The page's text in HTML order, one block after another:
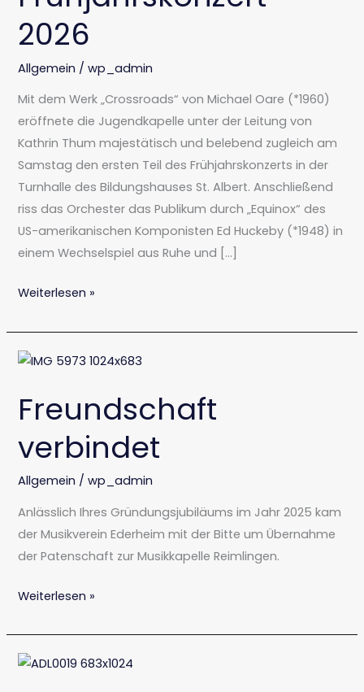
2026
Allgemein /wp_admin
Mit dem Werk „Crossroads“ von Michael Oare (*1960)
eröffnete die Jugendkapelle unter der Leitung von
Kathrin Thum majestätisch und belebend zugleich am
Samstag den ersten Teil des Frühjahrskonzerts in der
Turnhalle des Bildungshauses St. Albert. Anschließend
riss das Orchester das Publikum durch „Equinox“ des
US-amerikanischen Komponisten Ed Huckeby (*1948) in
einem Wechselspiel aus Ruhe und […]
Weiterlesen »
Freundschaft
verbindet
Allgemein /wp_admin
Anlässlich Ihres Gründungsjubiläums im Jahr 2025 kam
der Musikverein Ederheim mit der Bitte um Übernahme
der Patenschaft zur Musikkapelle Reimlingen.
Freundschaft
Weiterlesen »
Trauer